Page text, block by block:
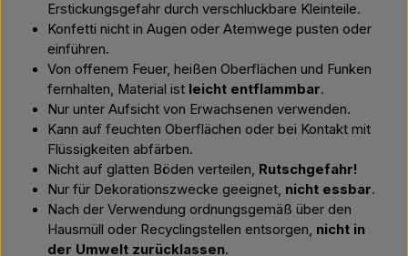
Erstickungsgefahr durch verschluckbare Kleinteile.
Konfetti nicht in Augen oder Atemwege pusten oder
einführen.
Von offenem Feuer, heißen Oberflächen und Funken
fernhalten, Material ist leicht entflammbar.
Nur unter Aufsicht von Erwachsenen verwenden.
Kann auf feuchten Oberflächen oder bei Kontakt mit
Flüssigkeiten abfärben.
Nicht auf glatten Böden verteilen, Rutschgefahr!
Nur für Dekorationszwecke geeignet, nicht essbar.
Nach der Verwendung ordnungsgemäß über den
Hausmüll oder Recyclingstellen entsorgen, nicht in
der Umwelt zurücklassen.